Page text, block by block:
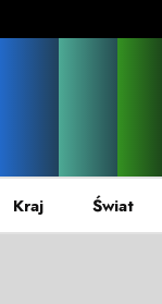
Kraj Świat